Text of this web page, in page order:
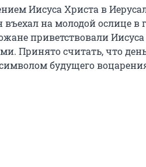
Иисуса Христа в
на молодой ослице в
приветствовали
Принято считать, что
будущего